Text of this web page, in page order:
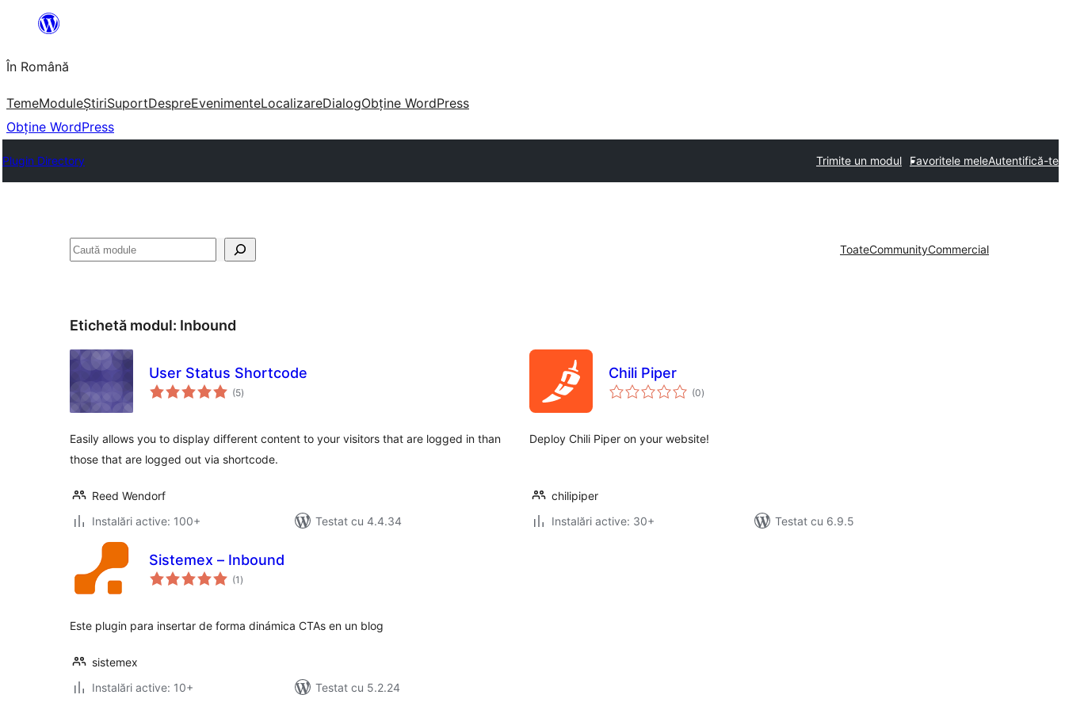
conținut
În Română
TemeModuleȘtiriSuportDespreEvenimenteLocalizareDialogObține WordPress
Obține WordPress
Plugin Directory Trimite un modul Favoritele meleAutentifică-te
Caută ToateCommunityCommercial
Etichetă modul: Inbound
User Status Shortcode
(5total
aprecieri
)
Easily allows you to display different content to your visitors that are logged in than
those that are logged out via shortcode.
Reed Wendorf
Instalări active: 100+
Testat cu 4.4.34
Chili Piper
(0total
aprecieri
)
Deploy Chili Piper on your website!
chilipiper
Instalări active: 30+
Testat cu 6.9.5
Sistemex – Inbound
(1 total
aprecieri
)
Este plugin para insertar de forma dinámica CTAs en un blog
sistemex
Instalări active: 10+
Testat cu 5.2.24